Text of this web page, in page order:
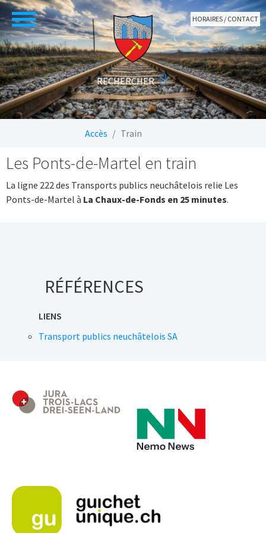
Aller au contenu principal
HORAIRES / CONTACT
Accès Train
Les Ponts-de-Martel en train
La ligne 222 des Transports publics neuchâtelois relie Les
Ponts-de-Martel à La Chaux-de-Fonds en 25 minutes.
RÉFÉRENCES
LIENS
Transport publics neuchâtelois SA